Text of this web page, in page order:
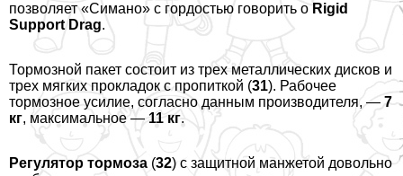
позволяет «Симано» с гордостью говорить оRigid
Support Drag.
Тормозной пакет состоит из трех металлических дисков и
трех мягких прокладок с пропиткой (31). Рабочее
тормозное усилие, согласно данным производителя, —7
кг, максимальное — 11 кг.
Регулятор тормоза (32) с защитной манжетой довольно